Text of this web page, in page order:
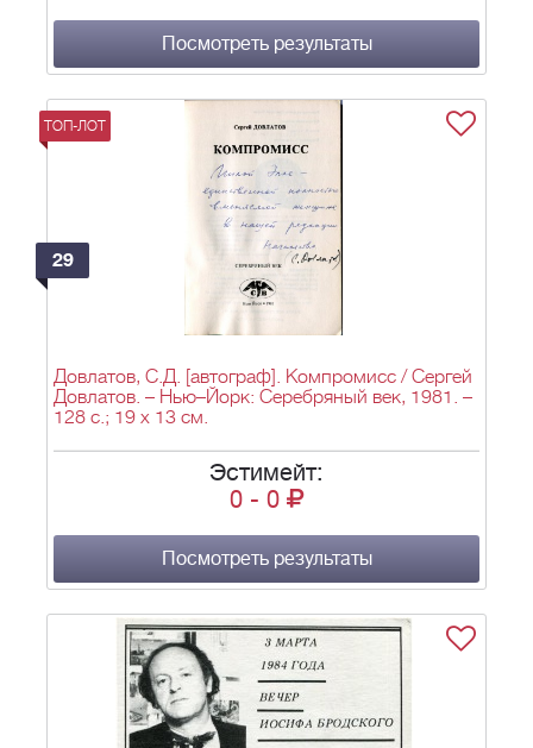
Посмотреть результаты
ТОП-ЛОТ
29
Довлатов, С.Д. [автограф]. Компромисс / Сергей
Довлатов. – Нью–Йорк: Серебряный век, 1981. –
128 с.; 19 х 13 см.
Эстимейт:
0 - 0
Посмотреть результаты